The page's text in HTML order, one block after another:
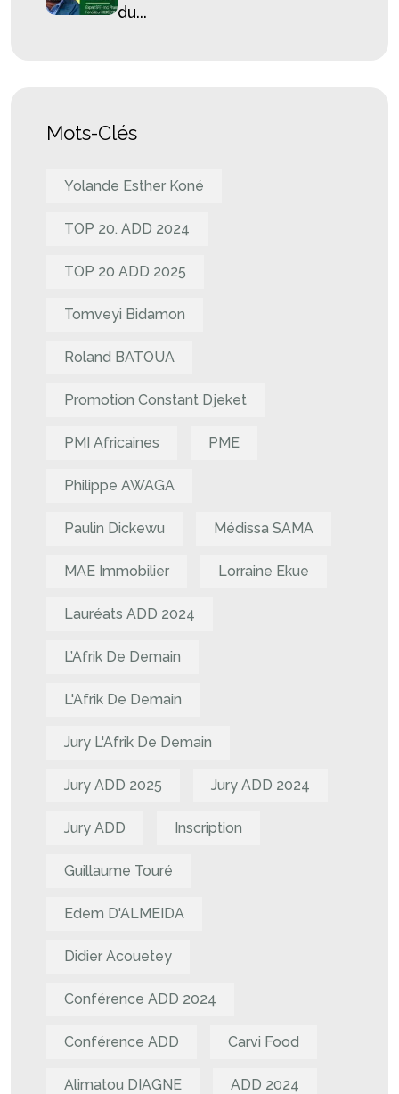
du...
Mots-Clés
Yolande Esther Koné
TOP 20. ADD 2024
TOP 20 ADD 2025
Tomveyi Bidamon
Roland BATOUA
Promotion Constant Djeket
PMI Africaines PME
Philippe AWAGA
Paulin Dickewu Médissa SAMA
MAE Immobilier Lorraine Ekue
Lauréats ADD 2024
L’Afrik De Demain
L'Afrik De Demain
Jury L'Afrik De Demain
Jury ADD 2025 Jury ADD 2024
Jury ADD Inscription
Guillaume Touré
Edem D'ALMEIDA
Didier Acouetey
Conférence ADD 2024
Conférence ADD Carvi Food
Alimatou DIAGNE ADD 2024